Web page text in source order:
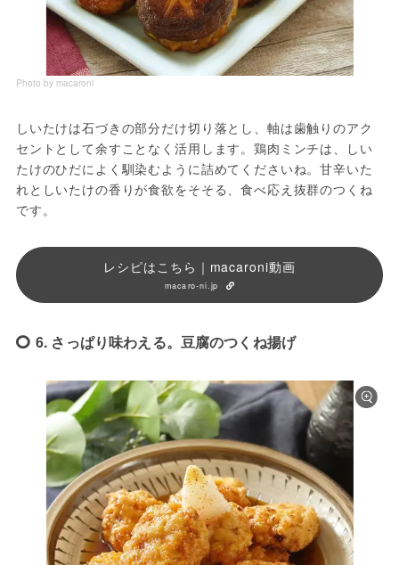
Photo by macaroni
しいたけは石づきの部分だけ切り落とし、軸は歯触りのアク
セントとして余すことなく活用します。鶏肉ミンチは、しい
たけのひだによく馴染むように詰めてくださいね。甘辛いた
れとしいたけの香りが食欲をそそる、食べ応え抜群のつくね
です。
レシピはこちら｜macaroni動画
macaro-ni.jp
6. さっぱり味わえる。豆腐のつくね揚げ